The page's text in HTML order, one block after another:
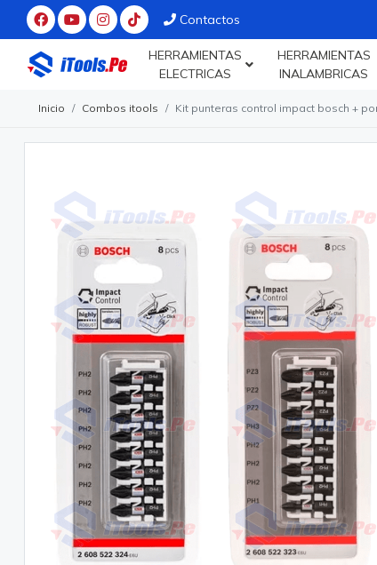
Contactos
HERRAMIENTAS
ELECTRICAS
HERRAMIENTAS
INALAMBRICAS
Inicio Combos itools Kit punteras control impact bosch +